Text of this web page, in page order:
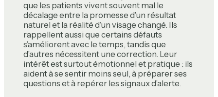
que les patients vivent souvent mal le
décalage entre la promesse d’un résultat
naturel et la réalité d’un visage changé. Ils
rappellent aussi que certains défauts
s’améliorent avec le temps, tandis que
d’autres nécessitent une correction. Leur
intérêt est surtout émotionnel et pratique : ils
aident à se sentir moins seul, à préparer ses
questions et à repérer les signaux d’alerte.